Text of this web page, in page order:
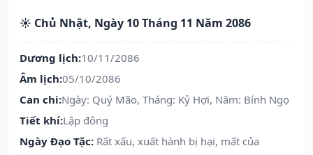
☀️ Chủ Nhật, Ngày 10 Tháng 11 Năm 2086
Dương lịch:10/11/2086
Âm lịch:05/10/2086
Can chi:Ngày: Quý Mão, Tháng: Kỷ Hợi, Năm: Bính Ngọ
Tiết khí:Lập đông
Ngày Đạo Tặc: Rất xấu, xuất hành bị hại, mất của